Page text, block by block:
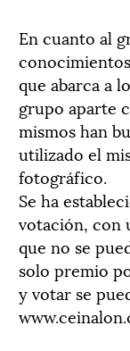
En cuanto al
que abarca a
grupo aparte
mismos han
utilizado el
fotográfico.
Se ha
votación, con
que no se
solo premio
y votar se